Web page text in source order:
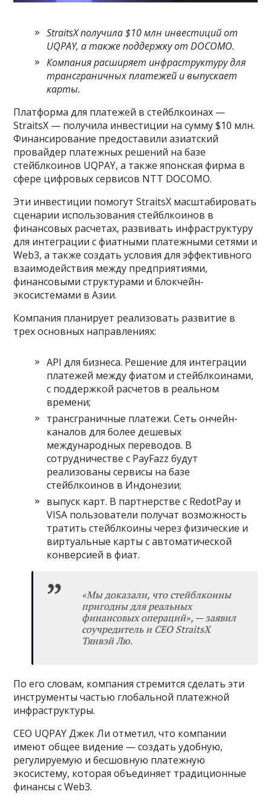
StraitsX получила $10 млн инвестиций от
UQPAY, а также поддержку от DOCOMO.
Компания расширяет инфраструктуру для
трансграничных платежей и выпускает
карты.
Платформа для платежей в стейблкоинах —
StraitsX — получила инвестиции на сумму $10 млн.
Финансирование предоставили азиатский
провайдер платежных решений на базе
стейблкоинов UQPAY, а также японская фирма в
сфере цифровых сервисов NTT DOCOMO.
Эти инвестиции помогут StraitsX масштабировать
сценарии использования стейблкоинов в
финансовых расчетах, развивать инфраструктуру
для интеграции с фиатными платежными сетями и
Web3, а также создать условия для эффективного
взаимодействия между предприятиями,
финансовыми структурами и блокчейн-
экосистемами в Азии.
Компания планирует реализовать развитие в
трех основных направлениях:
API для бизнеса. Решение для интеграции
платежей между фиатом и стейблкоинами,
с поддержкой расчетов в реальном
времени;
трансграничные платежи. Сеть ончейн-
каналов для более дешевых
международных переводов. В
сотрудничестве с PayFazz будут
реализованы сервисы на базе
стейблкоинов в Индонезии;
выпуск карт. В партнерстве с RedotPay и
VISA пользователи получат возможность
тратить стейблкоины через физические и
виртуальные карты с автоматической
конверсией в фиат.
«Мы доказали, что стейблкоины
пригодны для реальных
финансовых операций», — заявил
соучредитель и CEO StraitsX
Тянвэй Лю.
По его словам, компания стремится сделать эти
инструменты частью глобальной платежной
инфраструктуры.
CEO UQPAY Джек Ли отметил, что компании
имеют общее видение — создать удобную,
регулируемую и бесшовную платежную
экосистему, которая объединяет традиционные
финансы с Web3.